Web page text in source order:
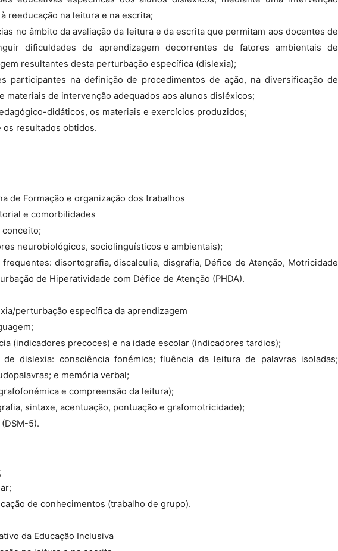
reeducação na leitura e na escrita;
no âmbito da avaliação da leitura e da escrita que permitam aos docentes de
dificuldades de aprendizagem decorrentes de fatores ambientais de
resultantes desta perturbação específica (dislexia);
participantes na definição de procedimentos de ação, na diversificação de
materiais de intervenção adequados aos alunos disléxicos;
didáticos, os materiais e exercícios produzidos;
os resultados obtidos.
de Formação e organização dos trabalhos
e comorbilidades
conceito;
neurobiológicos, sociolinguísticos e ambientais);
disortografia, discalculia, disgrafia, Défice de Atenção, Motricidade
de Hiperatividade com Défice de Atenção (PHDA).
perturbação específica da aprendizagem
(indicadores precoces) e na idade escolar (indicadores tardios);
dislexia: consciência fonémica; fluência da leitura de palavras isoladas;
e memória verbal;
e compreensão da leitura);
sintaxe, acentuação, pontuação e grafomotricidade);
5).
de conhecimentos (trabalho de grupo).
da Educação Inclusiva